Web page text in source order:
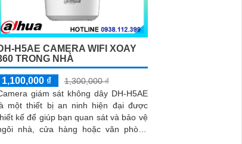
H5AE CAMERA WIFI XOAY
TRONG NHÀ
1,100,000 ₫
1,300,000 ₫
giám sát không dây DH-H5AE
một thiết bị an ninh hiện đại được
kế để giúp bạn quan sát và bảo vệ
nhà, cửa hàng hoặc văn phòng